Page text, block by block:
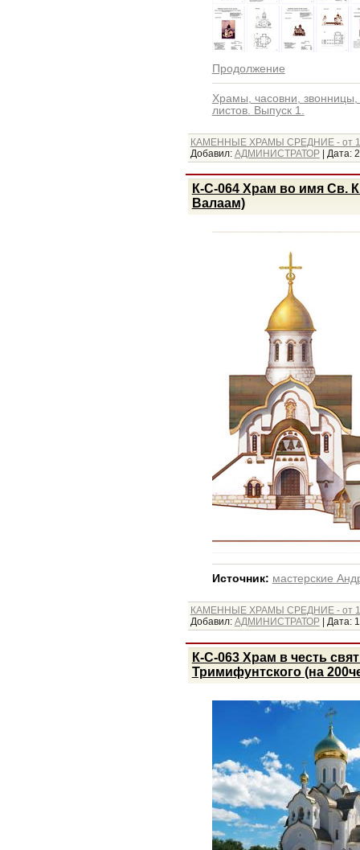
Продолжение
Храмы, часовни,
листов. Выпуск 1.
КАМЕННЫЕ ХРАМЫ СРЕДНИЕ - от
Добавил: АДМИНИСТРАТОР| Дата:
К-С-064 Храм во имя Св.
Валаам)
Источник: мастерские
КАМЕННЫЕ ХРАМЫ СРЕДНИЕ - от
Добавил: АДМИНИСТРАТОР| Дата:
К-С-063 Храм в честь
Тримифунтского (на